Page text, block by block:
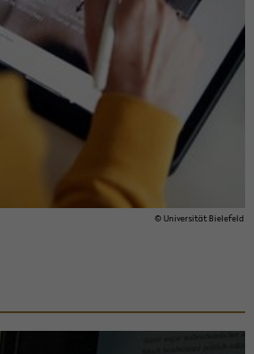
© Uni­ver­si­tät Bie­le­feld